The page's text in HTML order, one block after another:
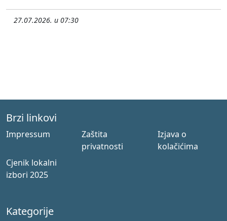
27.07.2026. u 07:30
Brzi linkovi
Impressum
Zaštita
privatnosti
Izjava o
kolačićima
Cjenik lokalni
izbori 2025
Kategorije